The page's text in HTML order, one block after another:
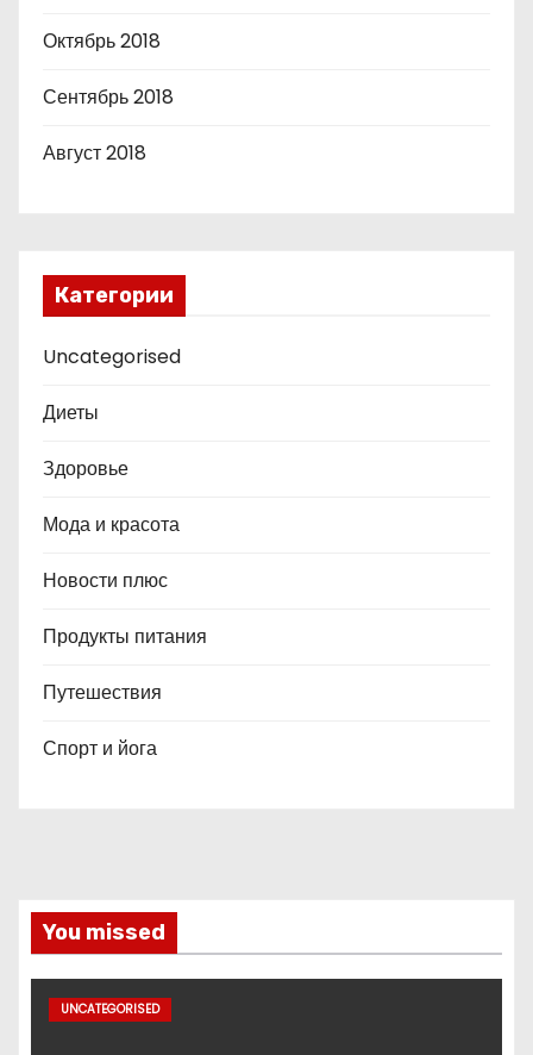
Октябрь 2018
Сентябрь 2018
Август 2018
Категории
Uncategorised
Диеты
Здоровье
Мода и красота
Новости плюс
Продукты питания
Путешествия
Спорт и йога
You missed
UNCATEGORISED